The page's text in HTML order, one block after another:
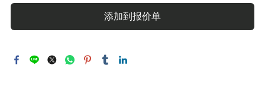
添加到报价单